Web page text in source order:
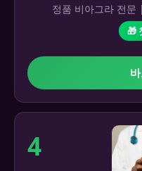
정품 비아그라 전
🎁
4